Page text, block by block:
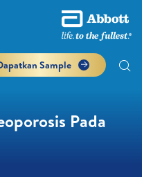
Sample
Pada